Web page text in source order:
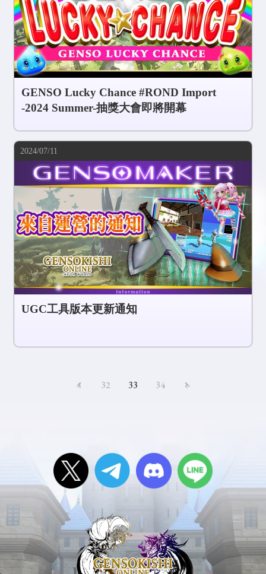
GENSO Lucky Chance #ROND Import
-2024 Summer-抽獎大會即將開幕
2024/07/11
UGC工具版本更新通知
< 32 33 34 >